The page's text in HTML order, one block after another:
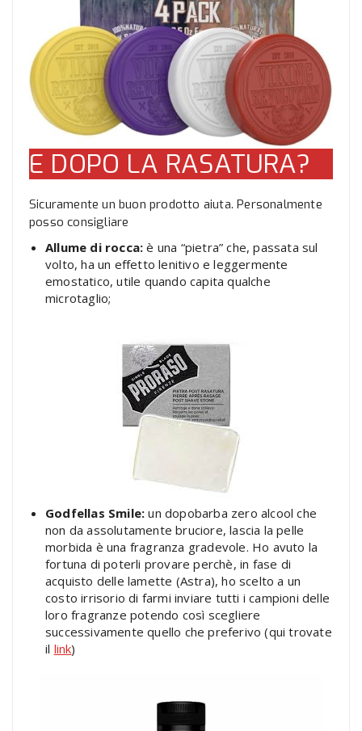
E DOPO LA RASATURA?
Sicuramente un buon prodotto aiuta. Personalmente
posso consigliare
Allume di rocca: è una “pietra” che, passata sul
volto, ha un effetto lenitivo e leggermente
emostatico, utile quando capita qualche
microtaglio;
Godfellas Smile: un dopobarba zero alcool che
non da assolutamente bruciore, lascia la pelle
morbida è una fragranza gradevole. Ho avuto la
fortuna di poterli provare perchè, in fase di
acquisto delle lamette (Astra), ho scelto a un
costo irrisorio di farmi inviare tutti i campioni delle
loro fragranze potendo così scegliere
successivamente quello che preferivo (qui trovate
il link)